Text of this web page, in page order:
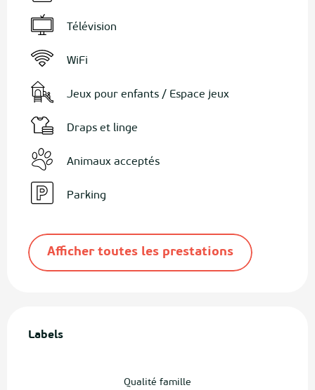
Télévision
WiFi
Jeux pour enfants / Espace jeux
Draps et linge
Animaux acceptés
Parking
Afficher toutes les prestations
Labels
Labels
Qualité famille